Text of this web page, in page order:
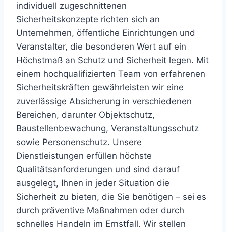
individuell zugeschnittenen
Sicherheitskonzepte richten sich an
Unternehmen, öffentliche Einrichtungen und
Veranstalter, die besonderen Wert auf ein
Höchstmaß an Schutz und Sicherheit legen. Mit
einem hochqualifizierten Team von erfahrenen
Sicherheitskräften gewährleisten wir eine
zuverlässige Absicherung in verschiedenen
Bereichen, darunter Objektschutz,
Baustellenbewachung, Veranstaltungsschutz
sowie Personenschutz. Unsere
Dienstleistungen erfüllen höchste
Qualitätsanforderungen und sind darauf
ausgelegt, Ihnen in jeder Situation die
Sicherheit zu bieten, die Sie benötigen – sei es
durch präventive Maßnahmen oder durch
schnelles Handeln im Ernstfall. Wir stellen